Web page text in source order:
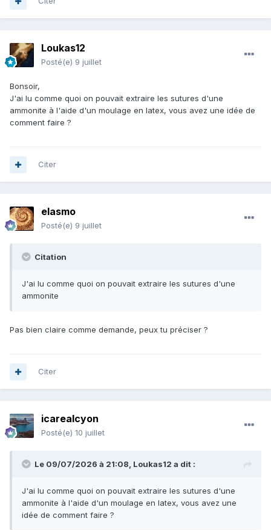
Loukas12
Posté(e) 9 juillet
Bonsoir,
J'ai lu comme quoi on pouvait extraire les sutures d'une
ammonite à l'aide d'un moulage en latex, vous avez une idée de
comment faire ?
Citer
elasmo
Posté(e) 9 juillet
Citation
J'ai lu comme quoi on pouvait extraire les sutures d'une
ammonite
Pas bien claire comme demande, peux tu préciser ?
Citer
icarealcyon
Posté(e) 10 juillet
Le 09/07/2026 à 21:08, Loukas12 a dit :
J'ai lu comme quoi on pouvait extraire les sutures d'une
ammonite à l'aide d'un moulage en latex, vous avez une
idée de comment faire ?